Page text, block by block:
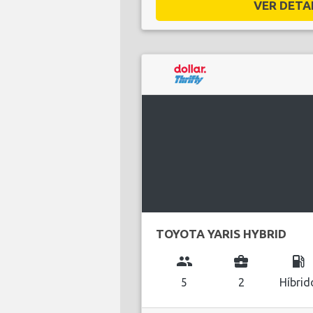
VER
TOYOTA YARIS HYBRID
group
5
business_center
2
local_gas_station